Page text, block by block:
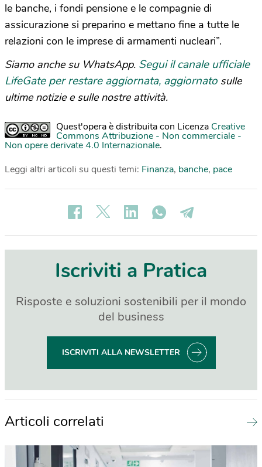
le banche, i fondi pensione e le compagnie di
assicurazione si preparino e mettano fine a tutte le
relazioni con le imprese di armamenti nucleari”.
Siamo anche su WhatsApp. Segui il canale ufficiale
LifeGate per restare aggiornata, aggiornato sulle
ultime notizie e sulle nostre attività.
Quest'opera è distribuita con Licenza Creative
Commons Attribuzione - Non commerciale -
Non opere derivate 4.0 Internazionale.
Leggi altri articoli su questi temi: Finanza, banche, pace
Iscriviti a Pratica
Risposte e soluzioni sostenibili per il mondo
del business
ISCRIVITI ALLA NEWSLETTER
Articoli correlati